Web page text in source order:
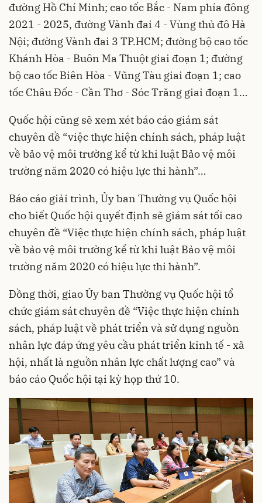
đường Hồ Chí Minh; cao tốc Bắc - Nam phía đông
2021 - 2025, đường Vành đai 4 - Vùng thủ đô Hà
Nội; đường Vành đai 3 TP.HCM; đường bộ cao tốc
Khánh Hòa - Buôn Ma Thuột giai đoạn 1; đường
bộ cao tốc Biên Hòa - Vũng Tàu giai đoạn 1; cao
tốc Châu Đốc - Cần Thơ - Sóc Trăng giai đoạn 1…
Quốc hội cũng sẽ xem xét báo cáo giám sát
chuyên đề “việc thực hiện chính sách, pháp luật
về bảo vệ môi trường kể từ khi luật Bảo vệ môi
trường năm 2020 có hiệu lực thi hành”…
Báo cáo giải trình, Ủy ban Thường vụ Quốc hội
cho biết Quốc hội quyết định sẽ giám sát tối cao
chuyên đề “Việc thực hiện chính sách, pháp luật
về bảo vệ môi trường kể từ khi luật Bảo vệ môi
trường năm 2020 có hiệu lực thi hành”.
Đồng thời, giao Ủy ban Thường vụ Quốc hội tổ
chức giám sát chuyên đề “Việc thực hiện chính
sách, pháp luật về phát triển và sử dụng nguồn
nhân lực đáp ứng yêu cầu phát triển kinh tế - xã
hội, nhất là nguồn nhân lực chất lượng cao” và
báo cáo Quốc hội tại kỳ họp thứ 10.